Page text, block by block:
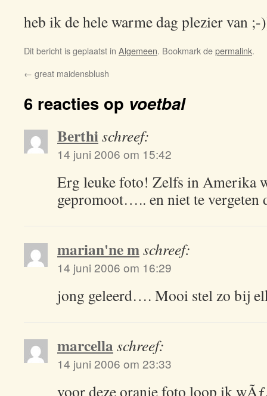
heb ik de hele warme dag plezier van ;-
Dit bericht is geplaatst in Algemeen. Bookmark depermalink.
← great maidensblush
6 reacties op voetbal
Berthischreef:
14 juni 2006 om 15:42
Erg leuke foto! Zelfs in Amerika
gepromoot….. en niet te vergeten
marian'ne mschreef:
14 juni 2006 om 16:29
jong geleerd…. Mooi stel zo bij
marcellaschreef:
14 juni 2006 om 23:33
voor deze oranje foto loop ik